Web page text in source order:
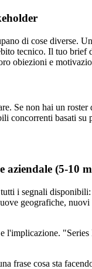
di cose diverse.
tecnico. Il tuo brief
obiezioni e
Se non hai un
concorrenti basati
aziendale (5-10
i segnali
geografiche,
l'implicazione.
frase cosa sta